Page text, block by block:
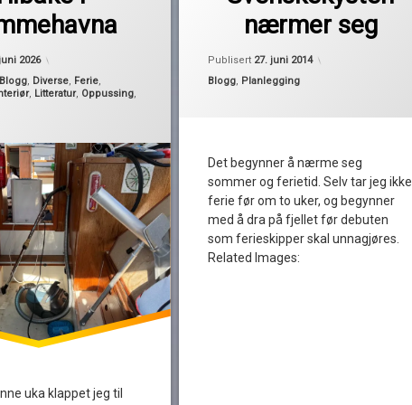
2026
Blogg, Diverse, Ferie,
, Litteratur, Oppussing,
uka klappet jeg til
nærmer seg
Publisert 27. juni 2014
Kategorier:
Blogg, Planlegging
Det begynner å nærme seg
sommer og ferietid. Selv tar jeg ikke
ferie før om to uker, og begynner
med å dra på fjellet før debuten
som ferieskipper skal unnagjøres.
Related Images:
hunnebostrand
son